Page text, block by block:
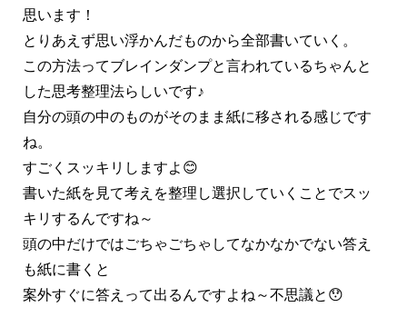
思います！
とりあえず思い浮かんだものから全部書いていく。
この方法ってブレインダンプと言われているちゃんと
した思考整理法らしいです♪
自分の頭の中のものがそのまま紙に移される感じです
ね。
すごくスッキリしますよ😊
書いた紙を見て考えを整理し選択していくことでスッ
キリするんですね～
頭の中だけではごちゃごちゃしてなかなかでない答え
も紙に書くと
案外すぐに答えって出るんですよね～不思議と😯